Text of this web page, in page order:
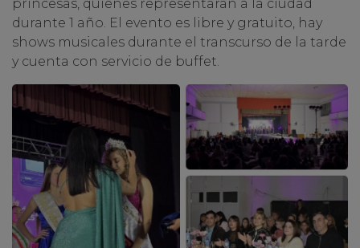
princesas, quienes representaran a la ciudad
durante 1 año. El evento es libre y gratuito, hay
shows musicales durante el transcurso de la tarde
y cuenta con servicio de buffet.